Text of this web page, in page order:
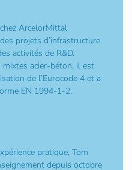
ArcelorMittal
projets d’infrastructure
activités de R&D.
acier-béton, il est
de l’Eurocode 4 et a
EN 1994-1-2.
pratique, Tom
depuis octobre